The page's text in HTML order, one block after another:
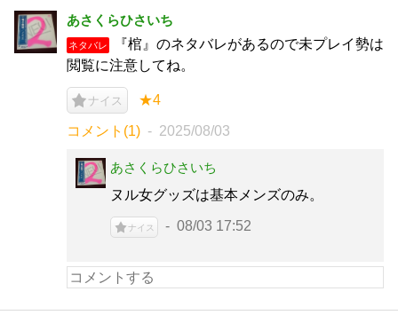
あさくらひさいち
ネタバレ
『棺』のネタバレがあるので未プレイ勢は
閲覧に注意してね。
ナイス ★4
コメント(1) 2025/08/03
あさくらひさいち
ヌル女グッズは基本メンズのみ。
ナイス 08/03 17:52